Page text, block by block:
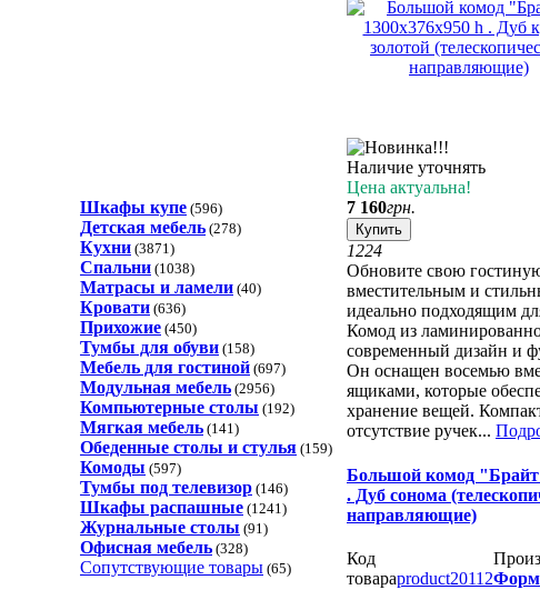
Шкафы купе (596)
Детская мебель (278)
Кухни (3871)
Спальни (1038)
Матрасы и ламели (40)
Кровати (636)
Прихожие (450)
Тумбы для обуви (158)
Мебель для гостиной (697)
Модульная мебель (2956)
Компьютерные столы (192)
Мягкая мебель (141)
Обеденные cтолы и стулья (159)
Комоды (597)
Тумбы под телевизор (146)
Шкафы распашные (1241)
Журнальные столы (91)
Офисная мебель (328)
Сопутствующие товары (65)
Наличие уточнять
Цена актуальна!
7 160грн.
Купить
1224
Обновите свою
вместительным и
идеально подходящим
Комод из
современный дизайн и
Он оснащен восемью
ящиками, которые
хранение вещей.
отсутствие ручек...
Большой комод
. Дуб сонома
направляющие)
Код
товараproduct20112Форм